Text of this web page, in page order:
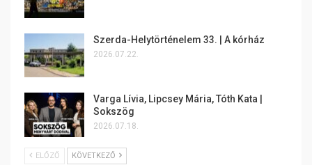
Szerda-Helytörténelem 33. | A kórház
2026.07.22.
Varga Lívia, Lipcsey Mária, Tóth Kata |
Sokszög
2026.07.18.
ELŐZŐ KÖVETKEZŐ